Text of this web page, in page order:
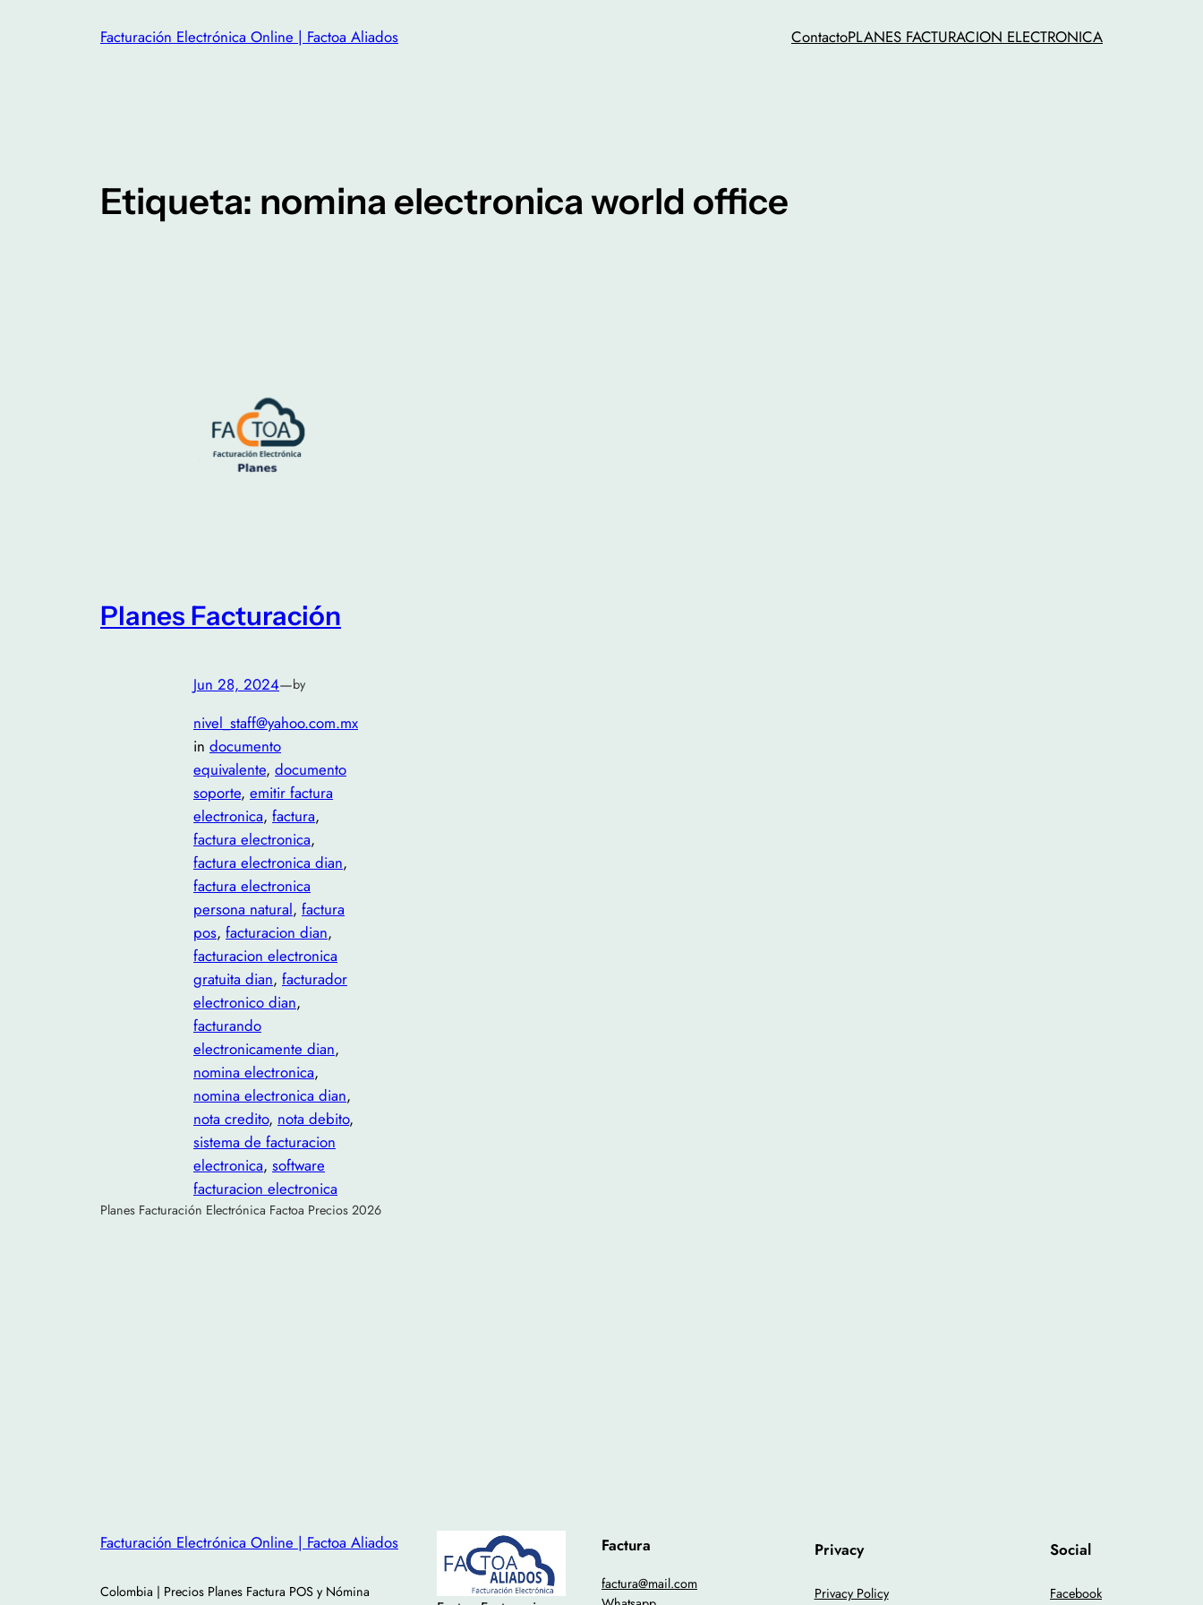
Facturación Electrónica Online | Factoa Aliados ContactoPLANES FACTURACION ELECTRONICA
Etiqueta: nomina electronica world office
Planes Facturación
Jun 28, 2024—by
nivel_staff@yahoo.com.mx
in documento
equivalente, documento
soporte, emitir factura
electronica, factura
factura electronica
factura electronica dian
factura electronica
persona natural, factura
pos, facturacion dian
facturacion electronica
gratuita dian, facturador
electronico dian
facturando
electronicamente dian
nomina electronica
nomina electronica dian
nota credito, nota debito
sistema de facturacion
electronica, software
facturacion electronica
Planes Facturación Electrónica Factoa Precios 2026
Facturación Electrónica Online | Factoa Aliados
Colombia | Precios Planes Factura POS y Nómina
Factura
factura@mail.com
Privacy
Privacy Policy
Social
Facebook